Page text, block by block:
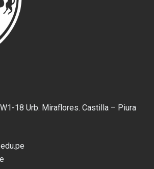
18 Urb. Miraflores. Castilla – Piura